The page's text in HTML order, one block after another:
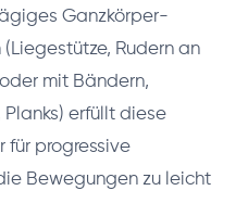
Ganzkörper-
Rudern an
mit Bändern,
erfüllt diese
für progressive
Bewegungen zu leicht